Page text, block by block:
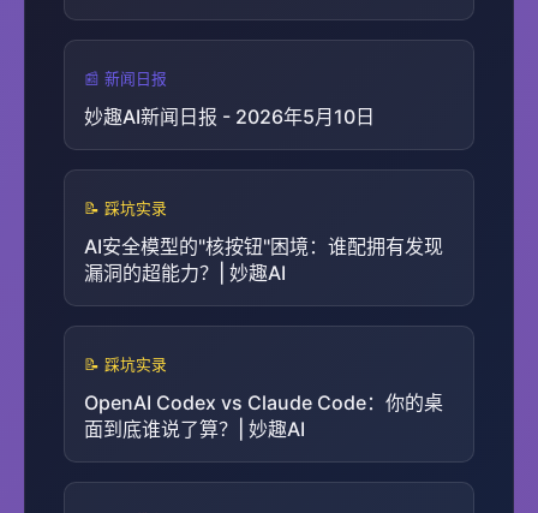
📰 新闻日报
妙趣AI新闻日报 - 2026年5月10日
📝 踩坑实录
AI安全模型的"核按钮"困境：谁配拥有发现
漏洞的超能力？| 妙趣AI
📝 踩坑实录
OpenAI Codex vs Claude Code：你的桌
面到底谁说了算？| 妙趣AI